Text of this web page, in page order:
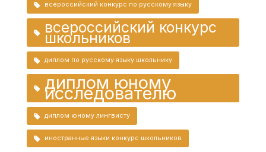
всероссийский конкурс по русскому языку
всероссийский конкурс
школьников
диплом по русскому языку школьнику
диплом юному
исследователю
диплом юному лингвисту
иностранные языки конкурс школьников